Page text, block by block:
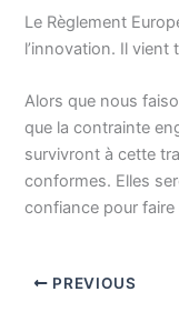
Le Règlement
l’innovation. Il vient
Alors que nous
que la contrainte
survivront à cette
conformes. Elles
confiance pour faire
PREVIOUS